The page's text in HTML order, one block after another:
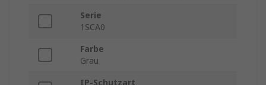
Serie
1SCA0
Farbe
Grau
IP-Schutzart